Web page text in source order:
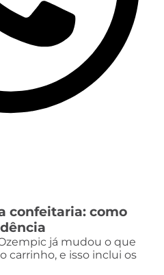
confeitaria: como
já mudou o que
carrinho, e isso inclui os